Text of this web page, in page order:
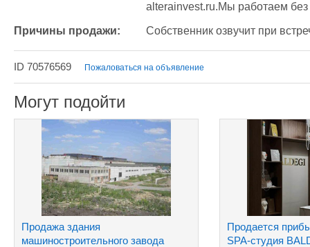
alterainvest.ru.Мы работаем без
Причины продажи: Собственник озвучит при
ID 70576569 Пожаловаться на объявление
Могут подойти
Продажа здания
машиностроительного завода
Продается
SPA-студия